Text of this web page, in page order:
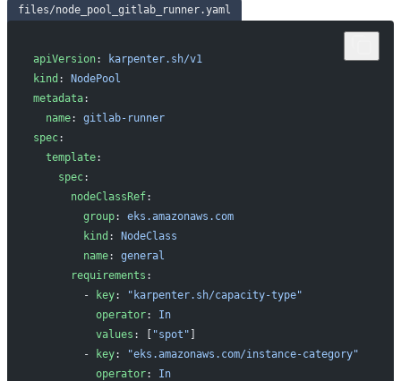
files/node_pool_gitlab_runner.yaml
apiVersion:
karpenter.sh/v1
kind : NodePool
metadata:
  name
: gitlab-runner
spec:
  template
:
    spec
:
      nodeClassRef
:
        group
: eks.amazonaws.com
        kind
: NodeClass
        name
: general
      requirements
:
        -
key:
"karpenter.sh/capacity-type"
          operator
: In
          values
: [ "spot" ]
        -
key:
"eks.amazonaws.com/instance-category"
          operator
: In